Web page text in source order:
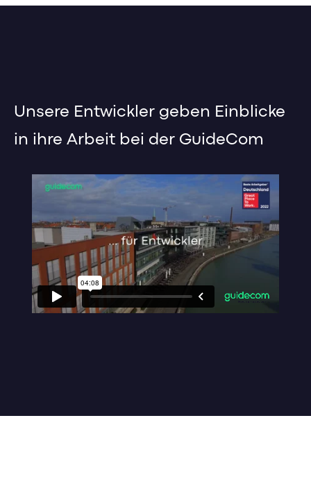
Unsere Entwickler geben Einblicke
in ihre Arbeit bei der GuideCom